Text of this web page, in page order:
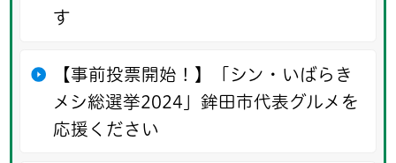
す
【事前投票開始！】「シン・いばらき
メシ総選挙2024」鉾田市代表グルメを
応援ください